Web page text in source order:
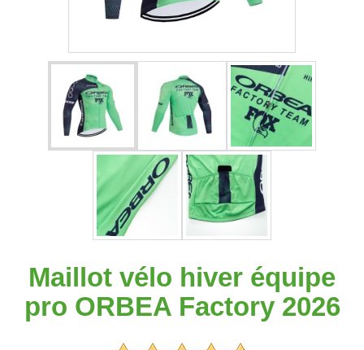
Maillot vélo hiver équipe
pro ORBEA Factory 2026